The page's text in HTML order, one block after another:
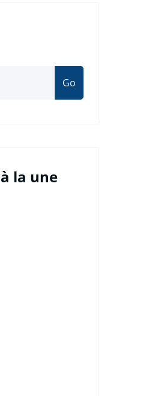
Go
la une